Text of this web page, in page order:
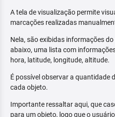
A tela de visualização permite
marcações realizadas
Nela, são exibidas informações
abaixo, uma lista com
hora, latitude, longitude, altitude.
É possível observar a quantidade
cada objeto.
Importante ressaltar aqui, que
para um objeto, logo que o